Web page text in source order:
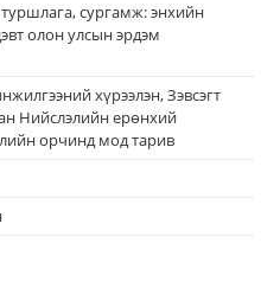
сургамж: энхийн
олон улсын эрдэм
хүрээлэн, Зэвсэгт
Нийслэлийн ерөнхий
орчинд мод тарив